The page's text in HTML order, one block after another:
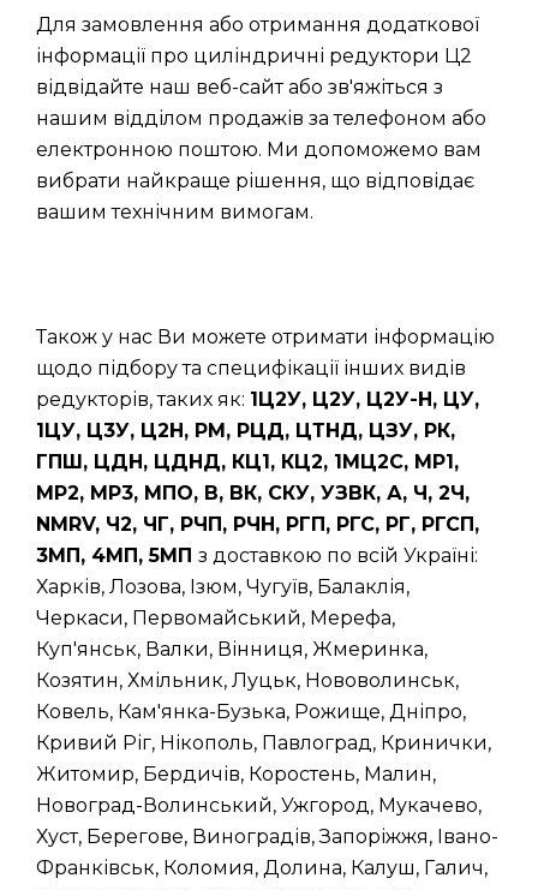
Для замовлення або отримання додаткової
інформації про циліндричні редуктори Ц2
відвідайте наш веб-сайт або зв'яжіться з
нашим відділом продажів за телефоном або
електронною поштою. Ми допоможемо вам
вибрати найкраще рішення, що відповідає
вашим технічним вимогам.
Також у нас Ви можете отримати інформацію
щодо підбору та специфікації інших видів
редукторів, таких як: 1Ц2У, Ц2У, Ц2У-Н, ЦУ,
1ЦУ, Ц3У, Ц2Н, РМ, РЦД, ЦТНД, ЦЗУ, РК,
ГПШ, ЦДН, ЦДНД, КЦ1, КЦ2, 1МЦ2С, МР1,
МР2, МР3, МПО, В, ВК, СКУ, УЗВК, А, Ч, 2Ч,
NMRV, Ч2, ЧГ, РЧП, РЧН, РГП, РГС, РГ, РГСП,
3МП, 4МП, 5МП з доставкою по всій Україні:
Харків, Лозова, Ізюм, Чугуїв, Балаклія,
Черкаси, Первомайський, Мерефа,
Куп'янськ, Валки, Вінниця, Жмеринка,
Козятин, Хмільник, Луцьк, Нововолинськ,
Ковель, Кам'янка-Бузька, Рожище, Дніпро,
Кривий Ріг, Нікополь, Павлоград, Кринички,
Житомир, Бердичів, Коростень, Малин,
Новоград-Волинський, Ужгород, Мукачево,
Хуст, Берегове, Виноградів, Запоріжжя, Івано-
Франківськ, Коломия, Долина, Калуш, Галич,